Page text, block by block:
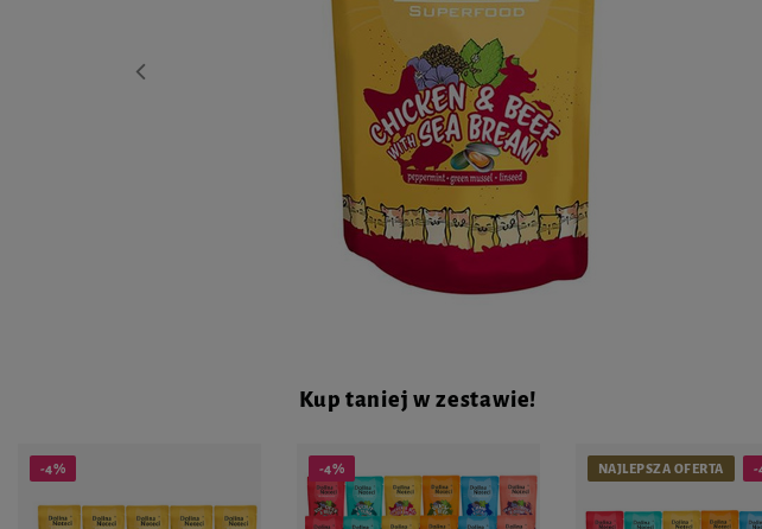
Kup taniej w zestawie!
-4% -4% NAJLEPSZA OFERTA -